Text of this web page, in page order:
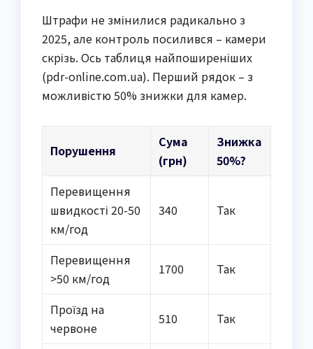
Штрафи не змінилися радикально з
2025, але контроль посилився – камери
скрізь. Ось таблиця найпоширеніших
(pdr-online.com.ua). Перший рядок – з
можливістю 50% знижки для камер.
Порушення
Сума
(грн)
Знижка
50%?
Перевищення
швидкості 20-50
км/год
340 Так
Перевищення
>50 км/год
1700 Так
Проїзд на
червоне
510 Так